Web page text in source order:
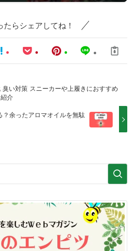
たらシェアしてね！
臭い対策 スニーカーや上履きにおすすめ
介
？余ったアロマオイルを無駄